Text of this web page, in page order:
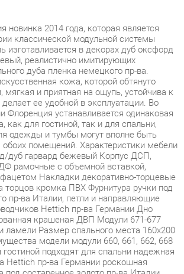
классической модульной системы
в декорах дуб оксфорд
реалистично имитирующих
дуба пленка немецкого пр-ва.
кожа, которой обтянуто
и приятная на ощупь, устойчива к
ее удобной в эксплуатации. Во
устанавливается одинаковая
как для гостиной, так и для спальни,
одежды и тумбы могут вполне быть
помещений. Характеристики мебели
дуб гарвард бежевый Корпус ДСП,
рамочные с объемной вставкой,
Накладки декоративно-торцевые
кромка ПВХ Фурнитура ручки под
пр-ва Италии, петли и направляющие
Hettich пр-ва Германии Дно
крашеная ДВП Модули 671-677
ламели Размер спального места 160х200
модели модули 660, 661, 662, 668
подходят для спальни надежная
Hettich пр-ва Германии роскошная
состаренное золото пр-ва Италии
декор с 3D-эффектом с повышенными
реалистично имитирующий
дуба пр-ва Германии
кожа в изголовье кровати